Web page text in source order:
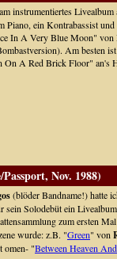
instrumentiertes
Piano, ein Kontrabassist
In A Very Blue Moon" von
Am besten
On A Red Brick Floor" an's
Nov. 1988)
(blöder Bandname!) hatte
sein Solodebüt ein
zum ersten
wurde: z.B. "Green" von
omen- "Between Heaven